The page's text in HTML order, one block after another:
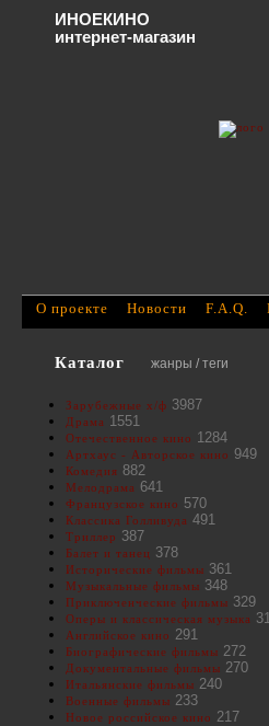
Каталог жанры / теги
Зарубежные х/ф 3987
Драма 1551
Отечественное кино 1284
Артхаус - Авторское кино 949
Комедия 882
Мелодрама 641
Французское кино 570
Классика Голливуда 491
Триллер 387
Балет и танец 378
Исторические фильмы 361
Музыкальные фильмы 348
Приключенческие фильмы 329
Оперы и классическая музыка
Английское кино 291
Биографические фильмы 272
Документальные фильмы 270
Итальянские фильмы 240
Военные фильмы 233
Новое российское кино 217
О проекте Новости F.A.Q.
ИНОЕКИНО
интернет-магазин